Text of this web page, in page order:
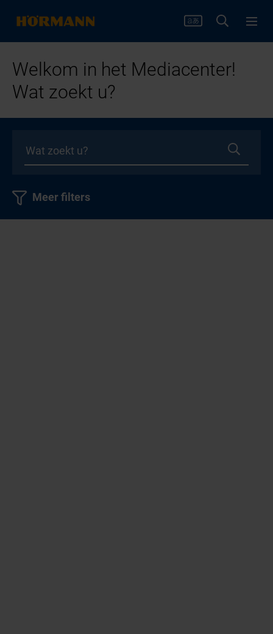
Welkom in het Mediacenter!
Wat zoekt u?
Meer filters